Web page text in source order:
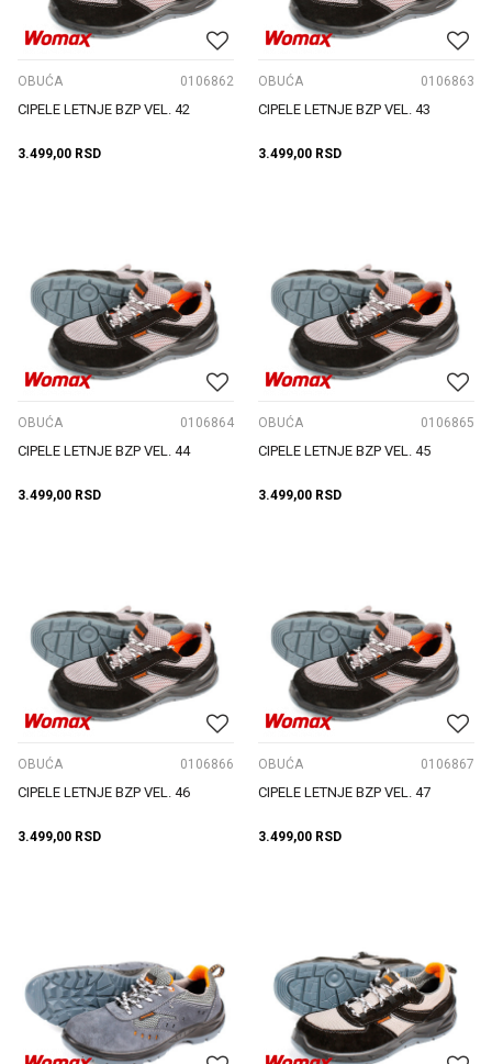
OBUĆA 0106862
CIPELE LETNJE BZP VEL. 42
3.499,00 RSD
OBUĆA 0106863
CIPELE LETNJE BZP VEL. 43
3.499,00 RSD
OBUĆA 0106864
CIPELE LETNJE BZP VEL. 44
3.499,00 RSD
OBUĆA 0106865
CIPELE LETNJE BZP VEL. 45
3.499,00 RSD
OBUĆA 0106866
CIPELE LETNJE BZP VEL. 46
3.499,00 RSD
OBUĆA 0106867
CIPELE LETNJE BZP VEL. 47
3.499,00 RSD